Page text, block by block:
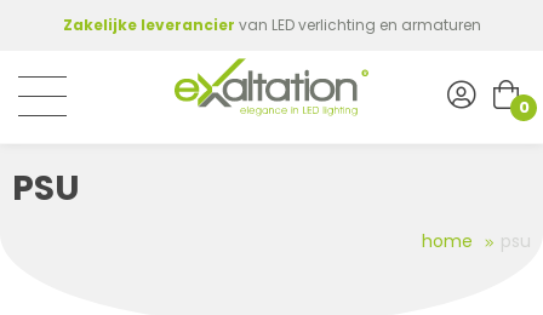
Zakelijke leverancier van LED verlichting en armaturen
0
PSU
home psu